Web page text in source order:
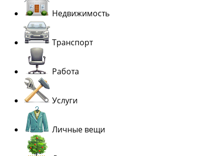
Недвижимость
Транспорт
Работа
Услуги
Личные вещи